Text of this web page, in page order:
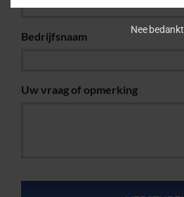
Bedrijfsnaam
Uw vraag of opmerking
Nee bedankt